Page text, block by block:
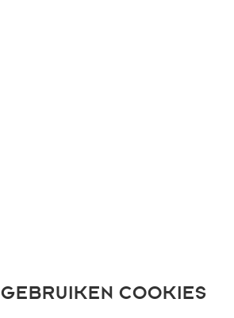
GEBRUIKEN COOKIES